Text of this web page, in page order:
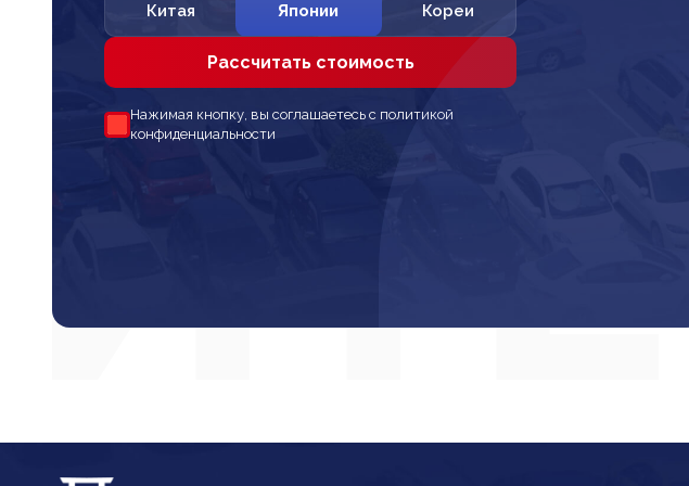
Китая Японии Кореи
Рассчитать стоимость
Нажимая кнопку, вы соглашаетесь с политикой
конфиденциальности